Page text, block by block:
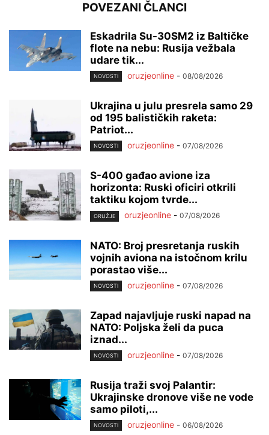
POVEZANI ČLANCI
Eskadrila Su-30SM2 iz Baltičke
flote na nebu: Rusija vežbala
udare tik...
NOVOSTI oruzjeonline - 08/08/2026
Ukrajina u julu presrela samo 29
od 195 balističkih raketa:
Patriot...
NOVOSTI oruzjeonline - 07/08/2026
S-400 gađao avione iza
horizonta: Ruski oficiri otkrili
taktiku kojom tvrde...
ORUŽJE oruzjeonline - 07/08/2026
NATO: Broj presretanja ruskih
vojnih aviona na istočnom krilu
porastao više...
NOVOSTI oruzjeonline - 07/08/2026
Zapad najavljuje ruski napad na
NATO: Poljska želi da puca
iznad...
NOVOSTI oruzjeonline - 07/08/2026
Rusija traži svoj Palantir:
Ukrajinske dronove više ne vode
samo piloti,...
NOVOSTI oruzjeonline - 06/08/2026